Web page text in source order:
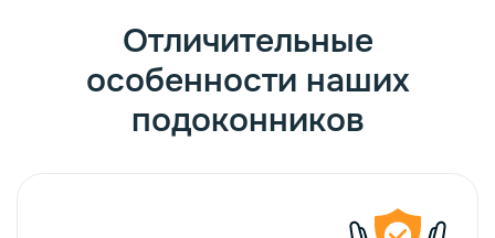
Отличительные
особенности наших
подоконников